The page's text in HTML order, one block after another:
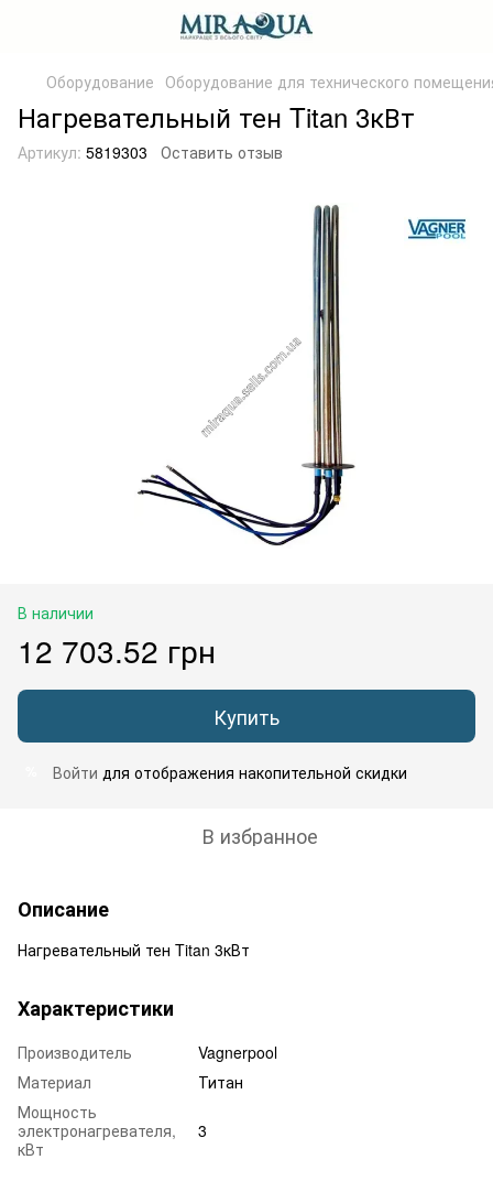
Оборудование Оборудование для технического
Нагревательный тен Titan 3кВт
Артикул: 5819303 Оставить отзыв
В наличии
12 703.52 грн
Купить
Войти для отображения накопительной скидки
В избранное
Описание
Нагревательный тен Titan 3кВт
Характеристики
Производитель
Vagnerpool
Материал
Титан
Мощность
электронагревателя,
кВт
3